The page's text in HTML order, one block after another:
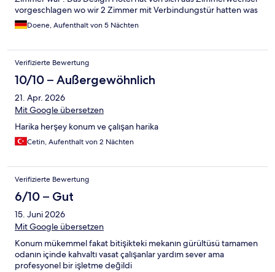
vorgeschlagen wo wir 2 Zimmer mit Verbindungstür hatten was
wir eigentlich buchen wollten Fehler unserseits und mussten
kein Aufpreis bezahlen!
Doene, Aufenthalt von 5 Nächten
Verifizierte Bewertung
10/10 – Außergewöhnlich
21. Apr. 2026
Mit Google übersetzen
Harika herşey konum ve çalışan harika
Cetin, Aufenthalt von 2 Nächten
Verifizierte Bewertung
6/10 – Gut
15. Juni 2026
Mit Google übersetzen
Konum mükemmel fakat bitişikteki mekanın gürültüsü tamamen
odanın içinde kahvaltı vasat çalışanlar yardım sever ama
profesyonel bir işletme değildi